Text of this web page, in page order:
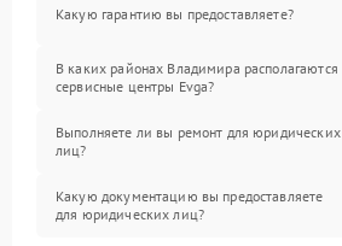
Какую гарантию вы предоставляете?
В каких районах Владимира располагаются
сервисные центры Evga?
Выполняете ли вы ремонт для юридических
лиц?
Какую документацию вы предоставляете
для юридических лиц?